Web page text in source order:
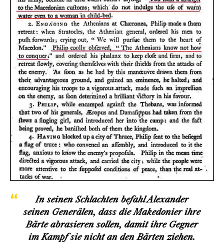
In seinen Schlachten befahl Alexander
seinen Generälen, dass die Makedonier ihre
Bärte abrasieren sollen, damit ihre Gegner
im Kampf sie nicht an den Bärten ziehen.